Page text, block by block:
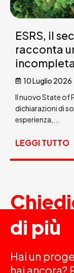
ESRS, il
racconta
incompleta
10 Luglio 2026
Il nuovo State of
dichiarazioni di
esperienza,...
LEGGI TUTTO
di più
Hai un